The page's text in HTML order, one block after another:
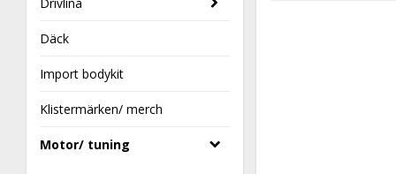
Däck
Import bodykit
Klistermärken/ merch
Motor/ tuning